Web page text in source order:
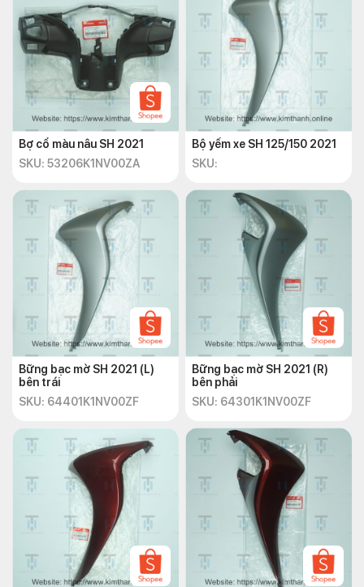
Bợ cổ màu nâu SH 2021
SKU: 53206K1NV00ZA
Bộ yếm xe SH 125/150 2021
SKU:
Bững bạc mờ SH 2021 (L)
bên trái
SKU: 64401K1NV00ZF
Bững bạc mờ SH 2021 (R)
bên phải
SKU: 64301K1NV00ZF